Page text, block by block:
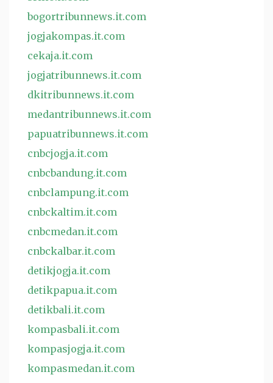
bogortribunnews.it.com
jogjakompas.it.com
cekaja.it.com
jogjatribunnews.it.com
dkitribunnews.it.com
medantribunnews.it.com
papuatribunnews.it.com
cnbcjogja.it.com
cnbcbandung.it.com
cnbclampung.it.com
cnbckaltim.it.com
cnbcmedan.it.com
cnbckalbar.it.com
detikjogja.it.com
detikpapua.it.com
detikbali.it.com
kompasbali.it.com
kompasjogja.it.com
kompasmedan.it.com